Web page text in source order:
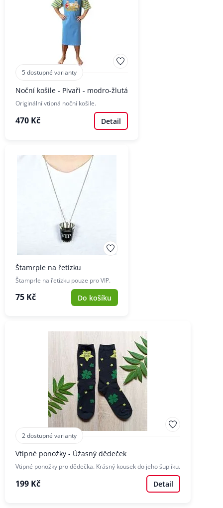
5 dostupné varianty
Noční košile - Pivaři - modro-žlutá
Originální vtipná noční košile.
470 Kč Detail
Štamrple na řetízku
Štamprle na řetízku pouze pro VIP.
75 Kč Do košíku
2 dostupné varianty
Vtipné ponožky - Úžasný dědeček
Vtipné ponožky pro dědečka. Krásný kousek do jeho šuplíku.
199 Kč Detail